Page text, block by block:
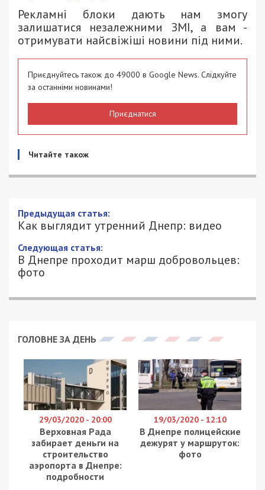
Рекламні блоки дають нам змогу
залишатися незалежними ЗМІ, а вам -
отримувати найсвіжіші новини під ними.
Приєднуйтесь також до 49000 в Google News. Слідкуйте
за останніми новинами!
Приєднатися
Читайте також
Предыдущая статья:
Как выглядит утренний Днепр: видео
Следующая статья:
В Днепре проходит марш добровольцев:
фото
ГОЛОВНЕ ЗА ДЕНЬ
29/03/2020 - 20:00
Верховная Рада
забирает деньги на
строительство
аэропорта в Днепре:
подробности
19/03/2020 - 12:10
В Днепре полицейские
дежурят у маршруток:
фото